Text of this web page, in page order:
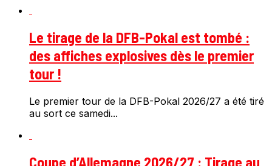
Le tirage de la DFB-Pokal est tombé :
des affiches explosives dès le premier
tour !
Le premier tour de la DFB-Pokal 2026/27 a été tiré
au sort ce samedi...
Coupe d’Allemagne 2026/27 : Tirage au